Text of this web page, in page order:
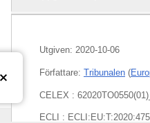
Utgiven: 2020-10-06
Författare: Tribunalen (
CELEX :
ECLI : ECLI:EU:T:2020:475